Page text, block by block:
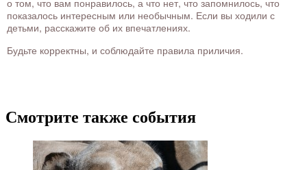
о том, что вам понравилось, а что нет, что запомнилось, что
показалось интересным или необычным. Если вы ходили с
детьми, расскажите об их впечатлениях.
Будьте корректны, и соблюдайте правила приличия.
Смотрите также события